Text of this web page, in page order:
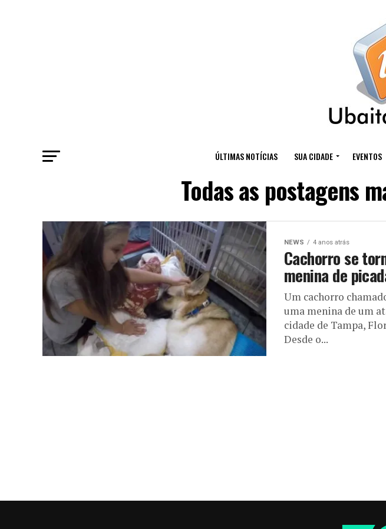
ÚLTIMAS NOTÍCIAS SUA CIDADE EVENTOS
Todas as postagens
NEWS 4 anos atrás
Cachorro se
menina de
Um cachorro
uma menina de um
cidade de Tampa,
Desde o...